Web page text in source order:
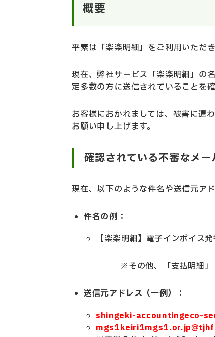
概要
平素は「楽楽明細」をご利用いただ
現在、弊社サービス「楽楽明細」の
定多数の方に送信されていることを
お客様におかれましては、被害に遭
お願い申し上げます。
確認されている不審なメ
現在、以下のような件名や送信元ア
件名の例：
【楽楽明細】電子インボイ
※その他、「支払明細
送信元アドレス （一例）：
shingeki-accountingeco-